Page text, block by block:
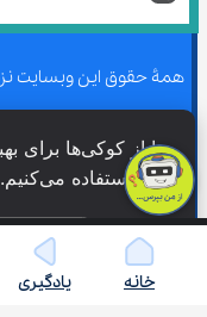
همۀ حقوق این وبسایت
همۀ حقوق این وبسایت
محفوظ است.
خانه یادگیری
ما از
استفاده می‌کنیم. لطفاً رضایت خود را اعلام کنید.
فقط